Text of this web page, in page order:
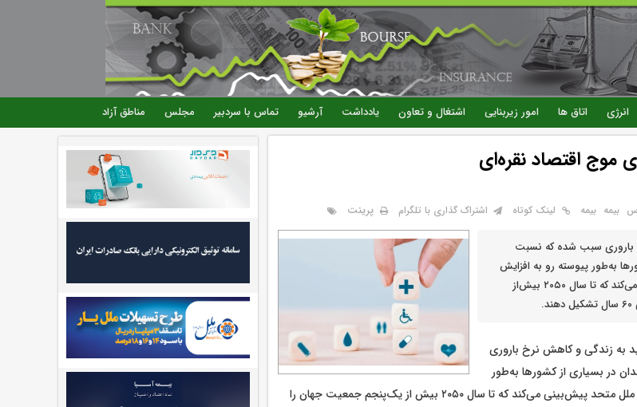
رفتن
به
محتوای
اصلی
انرژی اتاق ها امور زیربنایی اشتغال و تعاون یادداشت آرشیو تماس با سردبیر مجلس مناطق آزاد
موج اقتصاد نقره‌ای
بيمه بیمه لینک کوتاه اشتراک گذاری با تلگرام پرینت
باروری سبب شده که نسبت
به‌طور پیوسته رو به افزایش
باشد. سازمان ملل متحد پیش‌بینی می‌کند که تا سال ۲۰۵۰ بیش‌از
به زندگی و کاهش نرخ باروری
در بسیاری از کشورها به‌طور
پیوسته رو به افزایش باشد. سازمان ملل متحد پیش‌بینی می‌کند که تا سال ۲۰۵۰ بیش از یک‌پنجم جمعیت جهان را